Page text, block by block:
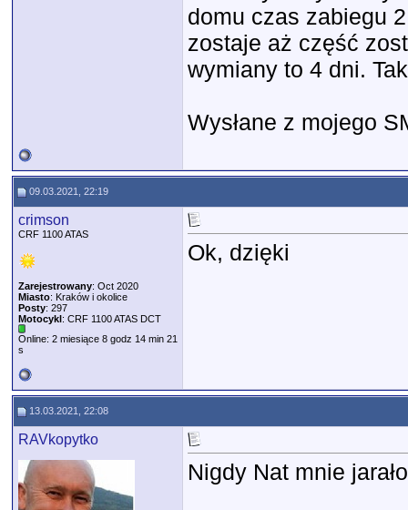
domu czas zabiegu
zostaje aż część
wymiany to 4 dni.
Wysłane z mojego
09.03.2021, 22:19
crimson
CRF 1100 ATAS
Zarejestrowany: Oct 2020
Miasto: Kraków i okolice
Posty: 297
Motocykl: CRF 1100 ATAS DCT
Online: 2 miesiące 8 godz 14 min 21
s
Ok, dzięki
13.03.2021, 22:08
RAVkopytko
Nigdy Nat mnie jarało